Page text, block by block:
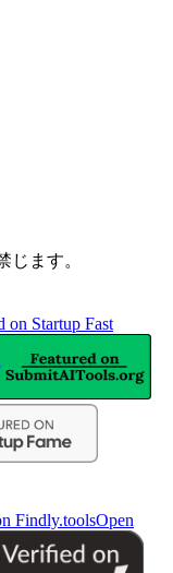
じます。
Open